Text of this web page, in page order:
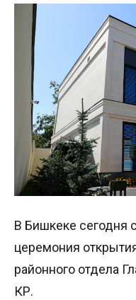
В Бишкеке сегодня
церемония
районного отдела
КР.